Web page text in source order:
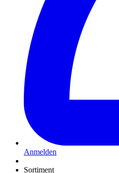
Anmelden
Sortiment